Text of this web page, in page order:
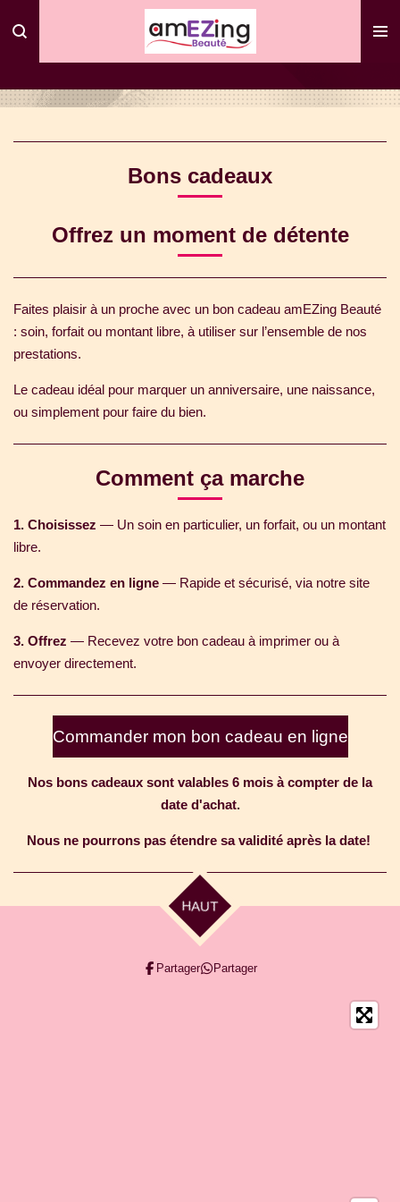
au
contenu
principal
Bons cadeaux
Offrez un moment de détente
Faites plaisir à un proche avec un bon cadeau amEZing Beauté
: soin, forfait ou montant libre, à utiliser sur l’ensemble de nos
prestations.
Le cadeau idéal pour marquer un anniversaire, une naissance,
ou simplement pour faire du bien.
Comment ça marche
1. Choisissez — Un soin en particulier, un forfait, ou un montant
libre.
2. Commandez en ligne — Rapide et sécurisé, via notre site
de réservation.
3. Offrez — Recevez votre bon cadeau à imprimer ou à
envoyer directement.
Commander mon bon cadeau en ligne
Nos bons cadeaux sont valables 6 mois à compter de la
date d'achat.
Nous ne pourrons pas étendre sa validité après la date!
HAUT
Partager Partager